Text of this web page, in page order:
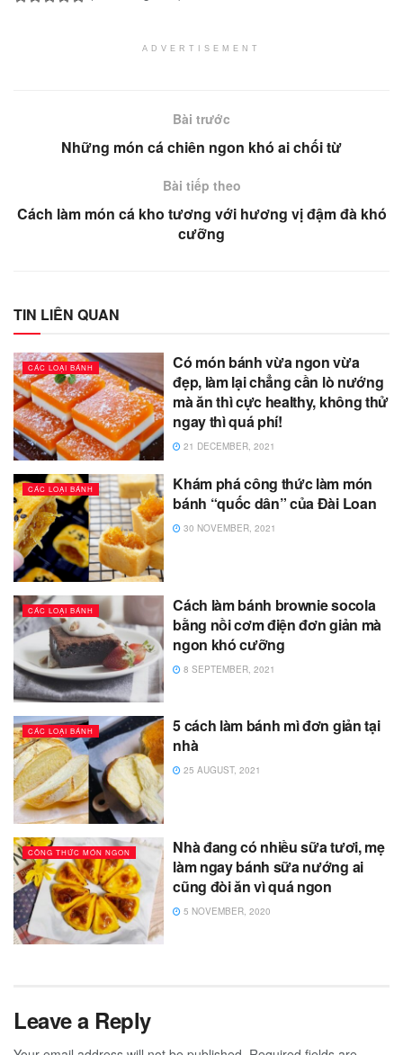
ADVERTISEMENT
Bài trước
Những món cá chiên ngon khó ai chối từ
Bài tiếp theo
Cách làm món cá kho tương với hương vị đậm đà khó
cưỡng
TIN LIÊN QUAN
CÁC LOẠI BÁNH
Có món bánh vừa ngon vừa
đẹp, làm lại chẳng cần lò nướng
mà ăn thì cực healthy, không thử
ngay thì quá phí!
21 DECEMBER, 2021
CÁC LOẠI BÁNH
Khám phá công thức làm món
bánh “quốc dân” của Đài Loan
30 NOVEMBER, 2021
CÁC LOẠI BÁNH
Cách làm bánh brownie socola
bằng nồi cơm điện đơn giản mà
ngon khó cưỡng
8 SEPTEMBER, 2021
CÁC LOẠI BÁNH
5 cách làm bánh mì đơn giản tại
nhà
25 AUGUST, 2021
CÔNG THỨC MÓN NGON
Nhà đang có nhiều sữa tươi, mẹ
làm ngay bánh sữa nướng ai
cũng đòi ăn vì quá ngon
5 NOVEMBER, 2020
Leave a Reply